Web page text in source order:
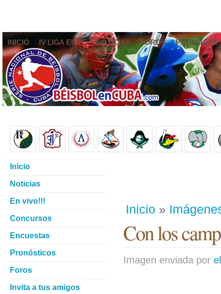
INICIO IV LIGA ELITE NOTICIAS FOROS
Inicio »
Con los
Imagen enviada por
Inicio
Noticias
En vivo!!!
Concursos
Encuestas
Pronósticos
Foros
Invita a tus amigos